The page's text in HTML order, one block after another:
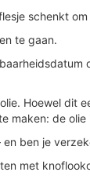
schenkt
te gaan.
Hoewel dit
maken: de
ben je
met